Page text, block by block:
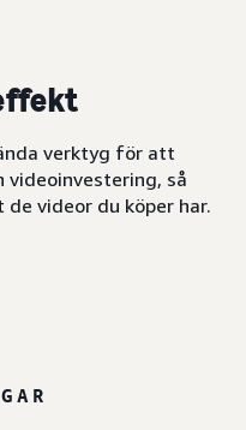
verktyg för att
videoinvestering, så
videor du köper har.